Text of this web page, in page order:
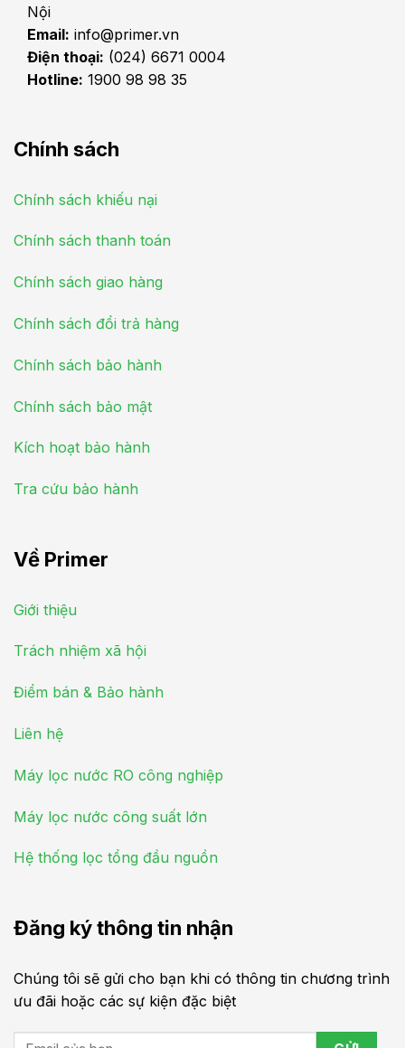
Nội
Email: info@primer.vn
Điện thoại: (024) 6671 0004
Hotline: 1900 98 98 35
Chính sách
Chính sách khiếu nại
Chính sách thanh toán
Chính sách giao hàng
Chính sách đổi trả hàng
Chính sách bảo hành
Chính sách bảo mật
Kích hoạt bảo hành
Tra cứu bảo hành
Về Primer
Giới thiệu
Trách nhiệm xã hội
Điểm bán & Bảo hành
Liên hệ
Máy lọc nước RO công nghiệp
Máy lọc nước công suất lớn
Hệ thống lọc tổng đầu nguồn
Đăng ký thông tin nhận
Chúng tôi sẽ gửi cho bạn khi có thông tin chương trình
ưu đãi hoặc các sự kiện đặc biệt